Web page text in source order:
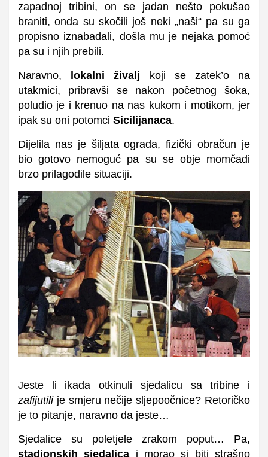
zapadnoj tribini, on se jadan nešto pokušao
braniti, onda su skočili još neki „naši“ pa su ga
propisno iznabadali, došla mu je nejaka pomoć
pa su i njih prebili.
Naravno,
lokalni živalj koji se zatek’o na
utakmici, pribravši se nakon početnog šoka,
poludio je i krenuo na nas kukom i motikom, jer
ipak su oni potomci Sicilijanaca.
Dijelila nas je šiljata ograda, fizički obračun je
bio gotovo nemoguć pa su se obje momčadi
brzo prilagodile situaciji.
Jeste li ikada otkinuli sjedalicu sa tribine i
zafijutilije smjeru nečije sljepoočnice? Retoričko
je to pitanje, naravno da jeste…
Sjedalice su poletjele zrakom poput… Pa,
stadionskih sjedalica i morao si biti strašno